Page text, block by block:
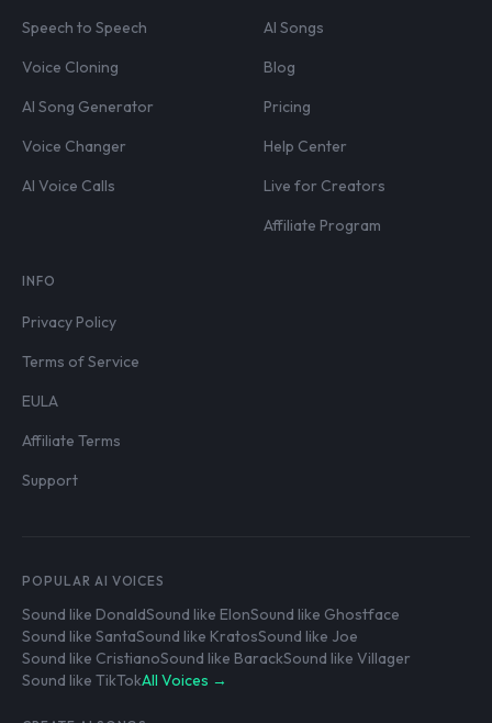
Speech to Speech
Voice Cloning
AI Song Generator
Voice Changer
AI Voice Calls
AI Songs
Blog
Pricing
Help Center
Live for Creators
Affiliate Program
INFO
Privacy Policy
Terms of Service
EULA
Affiliate Terms
Support
POPULAR AI VOICES
Sound like DonaldSound like ElonSound like Ghostface
Sound like SantaSound like KratosSound like Joe
Sound like CristianoSound like BarackSound like Villager
Sound like TikTokAll Voices →